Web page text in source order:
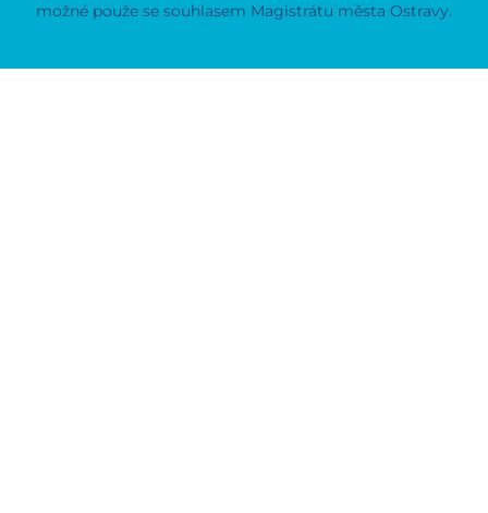
možné použe se souhlasem Magistrátu města Ostravy.